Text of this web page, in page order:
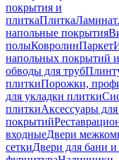
покрытия и
плиткаПлиткаЛаминат
напольные покрытия
полыКовролинПаркет
напольных покрытий
обводы для труб
плиткиПорожки,
для укладки плитки
плиткиАксессуары
покрытий
входныеДвери
сеткиДвери для бани